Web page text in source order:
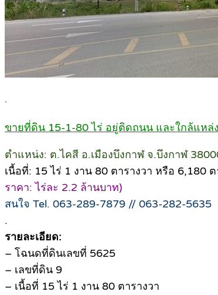
.
ขายที่ดิน 15-1-80 ไร่ อยู่ติดถนน และใกล้แหล่
ตำแหน่ง: ต.ไคสี อ.เมืองบึงกาฬ จ.บึงกาฬ
เนื้อที่: 15 ไร่ 1 งาน 80 ตารางวา หรือ 6,180 ต
ราคา: ไร่ละ 2.2 ล้านบาท)
สนใจ Tel. 063-289-7879 // 063-282-5635
.
รายละเอียด:
– โฉนดที่ดินเลขที่ 5625
– เลขที่ดิน 9
– เนื้อที่ 15 ไร่ 1 งาน 80 ตารางวา